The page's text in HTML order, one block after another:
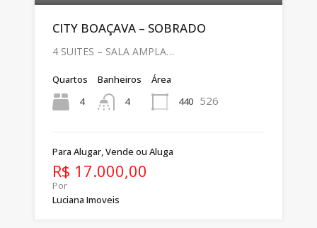
CITY BOAÇAVA – SOBRADO
4 SUITES – SALA AMPLA…
Quartos
4
Banheiros
4
Área
440 526
Para Alugar, Vende ou Aluga
R$ 17.000,00
Por
Luciana Imoveis